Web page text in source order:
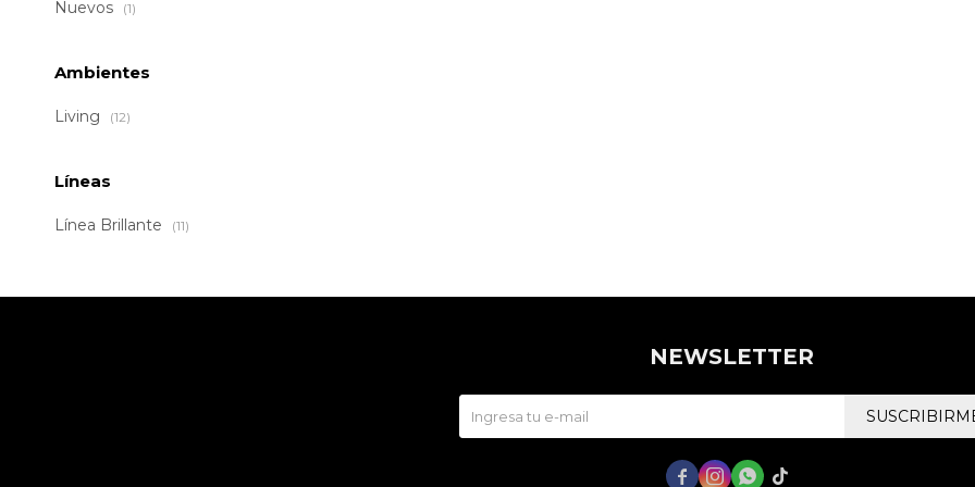
Nuevos (1)
Ambientes
Living (12)
Líneas
Línea Brillante (11)
NEWSLETTER
   